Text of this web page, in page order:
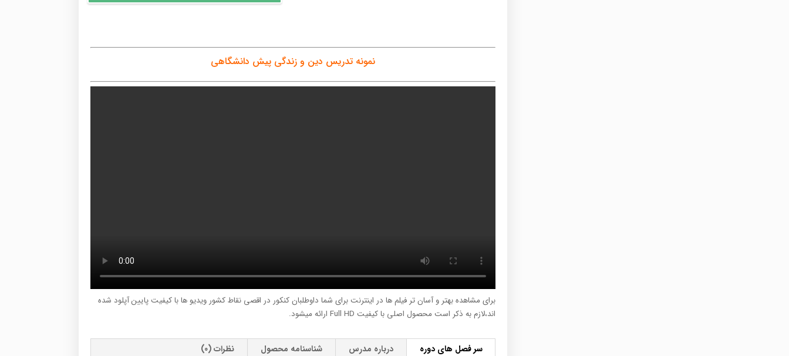
دانشگاهی
نمونه تدریس دین و زندگی پیش دانشگاهی
برای مشاهده بهتر و آسان تر فیلم ها در اینترنت برای شما داوطلبان کنکور در اقصی نقاط کشور ویدیو ها با کیفیت پایین آپلود شده
اند،لازم به ذکر است محصول اصلی با کیفیت Full HD ارائه میشود.
سر فصل های دوره درباره مدرس شناسنامه محصول نظرات (0)